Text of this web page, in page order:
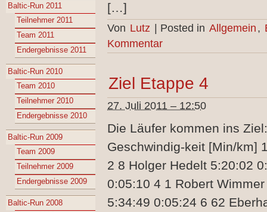
Baltic-Run 2011
Teilnehmer 2011
Team 2011
Endergebnisse 2011
Baltic-Run 2010
Team 2010
Teilnehmer 2010
Endergebnisse 2010
Baltic-Run 2009
Team 2009
Teilnehmer 2009
Endergebnisse 2009
Baltic-Run 2008
[…]
Von Lutz Posted in Allgemein ,
Kommentar
Ziel Etappe 4
27. Juli 2011 – 12:50
Die Läufer kommen ins
Geschwindig-keit [Min/km]
2 8 Holger Hedelt 5:20:02
0:05:10 4 1 Robert
5:34:49 0:05:24 6 62